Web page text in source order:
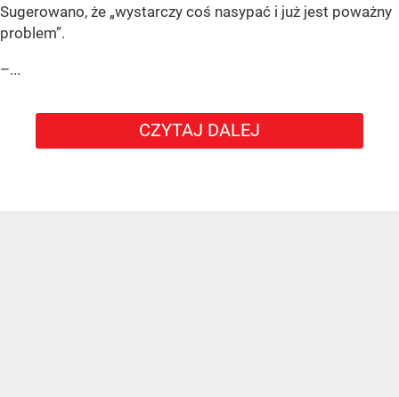
Sugerowano, że „wystarczy coś nasypać i już jest poważny
problem”.
–...
CZYTAJ DALEJ